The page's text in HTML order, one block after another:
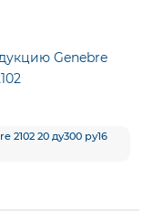
Genebre
20 ду300 ру16